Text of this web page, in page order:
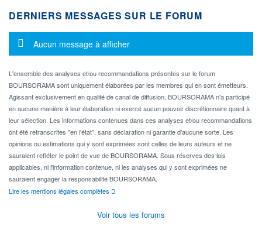
DERNIERS MESSAGES SUR LE FORUM
Message d'information
Aucun message à afficher
L'ensemble des analyses et/ou recommandations présentes sur le forum
BOURSORAMA sont uniquement élaborées par les membres qui en sont émetteurs.
Agissant exclusivement en qualité de canal de diffusion, BOURSORAMA n'a participé
en aucune manière à leur élaboration ni exercé aucun pouvoir discrétionnaire quant à
leur sélection. Les informations contenues dans ces analyses et/ou recommandations
ont été retranscrites "en l'état", sans déclaration ni garantie d'aucune sorte. Les
opinions ou estimations qui y sont exprimées sont celles de leurs auteurs et ne
sauraient refléter le point de vue de BOURSORAMA. Sous réserves des lois
applicables, ni l'information contenue, ni les analyses qui y sont exprimées ne
sauraient engager la responsabilité BOURSORAMA.
Lire les mentions légales complètes
Voir tous les forums